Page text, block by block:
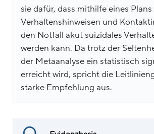
sie dafür, dass mithilfe eines
Verhaltenshinweisen und
den Notfall akut suizidales
werden kann. Da trotz der
der Metaanalyse ein statistisch
erreicht wird, spricht die
starke Empfehlung aus.